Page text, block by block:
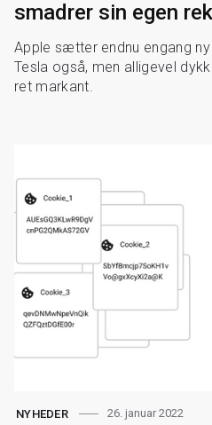
smadrer sin egen
Apple sætter endnu engang
Tesla også, men alligevel
ret markant.
NYHEDER 26. januar 2022